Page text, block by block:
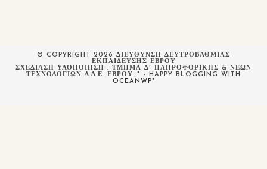
© COPYRIGHT 2026 ΔΙΕΥΘΥΝΣΗ ΔΕΥΤΡΟΒΑΘΜΙΑΣ
ΕΚΠΑΙΔΕΥΣΗΣ ΕΒΡΟΥ
ΣΧΕΔΙΆΣΗ ΥΛΟΠΟΊΗΣΗ : ΤΜΉΜΑ Δ' ΠΛΗΡΟΦΟΡΙΚΉΣ & ΝΈΩΝ
ΤΕΧΝΟΛΟΓΙΏΝ Δ.Δ.Ε. ΈΒΡΟΥ_" - HAPPY BLOGGING WITH
OCEANWP"